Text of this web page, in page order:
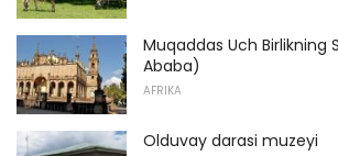
Muqaddas Uch Birlikning
Ababa)
AFRIKA
Olduvay darasi muzeyi